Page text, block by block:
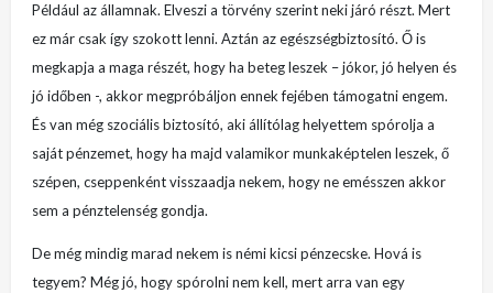
Például az államnak. Elveszi a törvény szerint neki járó részt. Mert
ez már csak így szokott lenni. Aztán az egészségbiztosító. Ő is
megkapja a maga részét, hogy ha beteg leszek – jókor, jó helyen és
jó időben -, akkor megpróbáljon ennek fejében támogatni engem.
És van még szociális biztosító, aki állítólag helyettem spórolja a
saját pénzemet, hogy ha majd valamikor munkaképtelen leszek, ő
szépen, cseppenként visszaadja nekem, hogy ne emésszen akkor
sem a pénztelenség gondja.
De még mindig marad nekem is némi kicsi pénzecske. Hová is
tegyem? Még jó, hogy spórolni nem kell, mert arra van egy